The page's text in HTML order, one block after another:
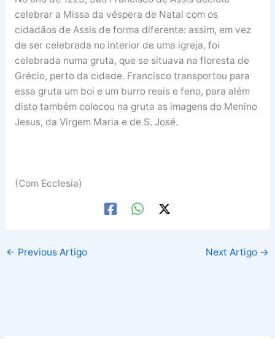
celebrar a Missa da véspera de Natal com os
cidadãos de Assis de forma diferente: assim, em vez
de ser celebrada no interior de uma igreja, foi
celebrada numa gruta, que se situava na floresta de
Grécio, perto da cidade. Francisco transportou para
essa gruta um boi e um burro reais e feno, para além
disto também colocou na gruta as imagens do Menino
Jesus, da Virgem Maria e de S. José.
(Com Ecclesia)
← Previous Artigo Next Artigo →